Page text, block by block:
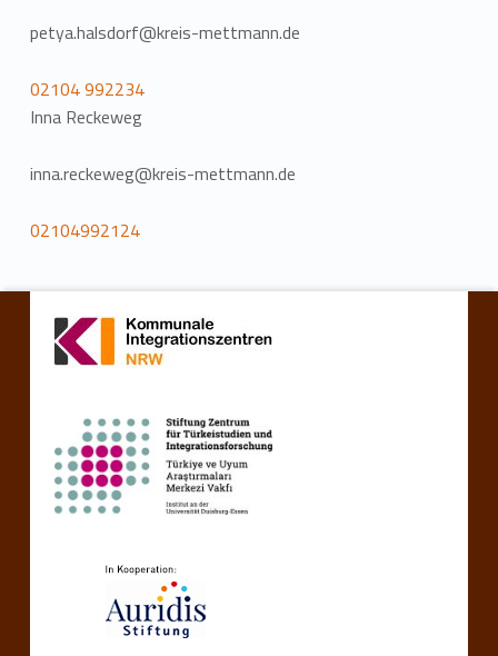
petya.halsdorf@kreis-mettmann.de
02104 992234
Inna Reckeweg
inna.reckeweg@kreis-mettmann.de
02104992124